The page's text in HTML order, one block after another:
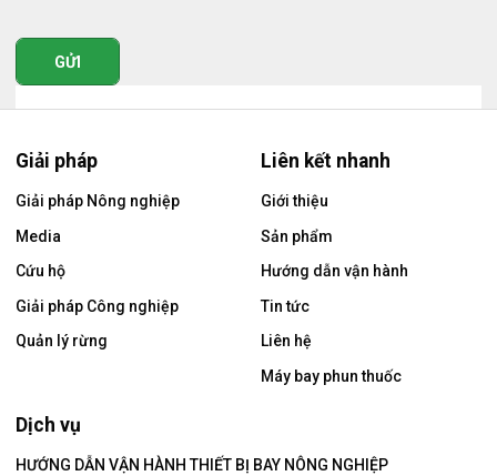
GỬI
Giải pháp
Giải pháp Nông nghiệp
Media
Cứu hộ
Giải pháp Công nghiệp
Quản lý rừng
Dịch vụ
HƯỚNG DẪN VẬN HÀNH THIẾT BỊ BAY NÔNG NGHIỆP
Liên kết nhanh
Giới thiệu
Sản phẩm
Hướng dẫn vận hành
Tin tức
Liên hệ
Máy bay phun thuốc